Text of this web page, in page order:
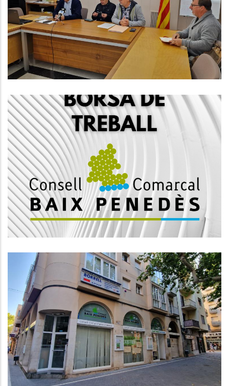
Que Se Celebrarà Del 22 De
Novembre Fins Al Diumenge 1 De
Desembre
Turisme
CREACIÓ D'UNA BORSA DE
TREBALL TÈCNIC DE RESIDUS PEL
CONSELL COMARCAL DEL BAIX
PENEDÈS
Medi
S'amplia El Servei
D'assessorament Jurídic Per Als
Usuaris Dels Serveis Socials I El
SIAD
S. socials